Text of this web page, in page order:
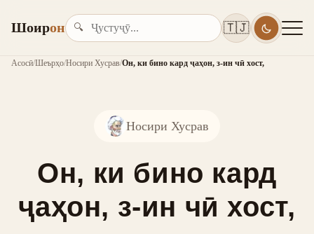
Шоирон 🔍 🇹🇯
Асосӣ/Шеърҳо/Носири Хусрав/Он, ки бино кард ҷаҳон, з-ин чӣ хост,
Носири Хусрав
Он, ки бино кард
ҷаҳон, з-ин чӣ хост,